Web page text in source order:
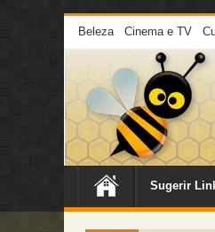
Beleza Cinema e TV
Sugerir